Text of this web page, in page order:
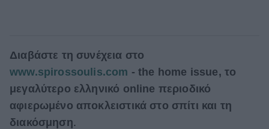
Διαβάστε τη συνέχεια στο
www.spirossoulis.com - the home issue, το
μεγαλύτερο ελληνικό online περιοδικό
αφιερωμένο αποκλειστικά στο σπίτι και τη
διακόσμηση.